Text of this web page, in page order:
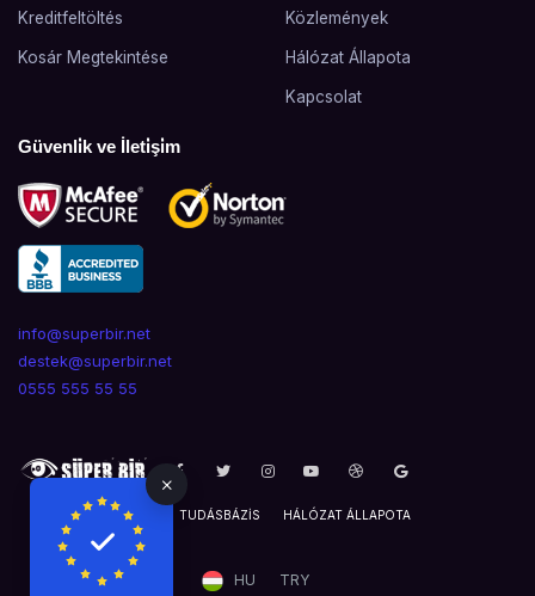
Kreditfeltöltés
Kosár Megtekintése
Közlemények
Hálózat Állapota
Kapcsolat
Güvenli̇k ve İleti̇şi̇m
info@superbir.net
destek@superbir.net
0555 555 55 55
TÁMOGATÁSI JEGY TUDÁSBÁZIS HÁLÓZAT ÁLLAPOTA
HU TRY